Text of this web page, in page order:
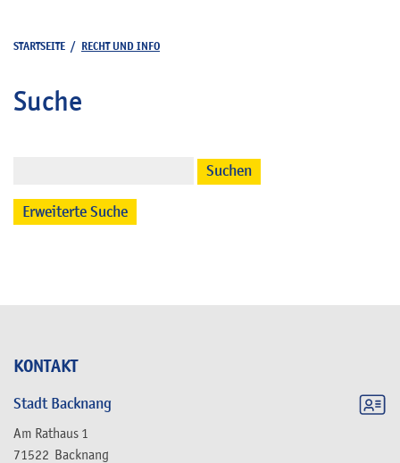
KONTAKT
Stadt Backnang
Am Rathaus 1
71522 Backnang
STARTSEITE / RECHT UND INFO
Suche
Suchen
Erweiterte Suche